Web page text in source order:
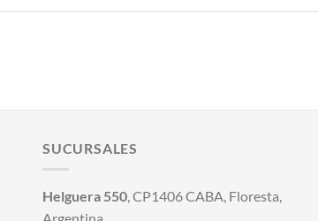
SUCURSALES
Helguera 550, CP1406 CABA, Floresta,